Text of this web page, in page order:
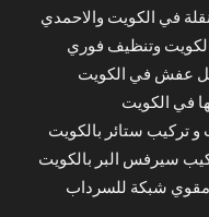
في الكويت والاحمدي
وتنظيف فوري
عفش في الكويت
في الكويت
تركيب ستائر بالكويت
سيرفس البر بالكويت
شبكة للسرداب